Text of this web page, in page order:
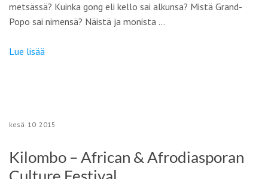
metsässä? Kuinka gong eli kello sai alkunsa? Mistä Grand-
Popo sai nimensä? Näistä ja monista …
Lue lisää
kesä 10 2015
Kilombo – African & Afrodiasporan